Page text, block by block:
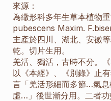
來源：
為繖形科多年生草本植物
pubescens Maxim.
主產於四川、湖北、安徽
乾。切片生用。
羌活、獨活，古時不分。
以《本經》、《別錄》止
言「羌活形細而多節…氣
虛…」後世漸分用。二者